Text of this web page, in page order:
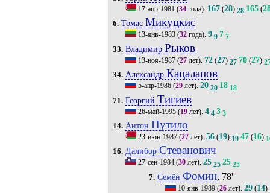
17-апр-1981 (34года). 167(28) 28 165(
6. Томас Микуцкис
13-янв-1983(32года). 9 9 7 7
33. Владимир Рыков
13-ноя-1987(27лет). 72(27) 27 70(27)
34. Александр Кацалапов
5-апр-1986(29лет). 20 20 18 18
71. Георгий Тигиев
26-май-1995(19лет). 4 4 3 3
14. Антон Путило
23-июн-1987(27лет). 56(19) 19 47(16)
16. Далибор Стеванович
27-сен-1984(30лет). 25 25 25 25
7. Семён Фомин, 78'
10-янв-1989 (26 лет).29 (14)